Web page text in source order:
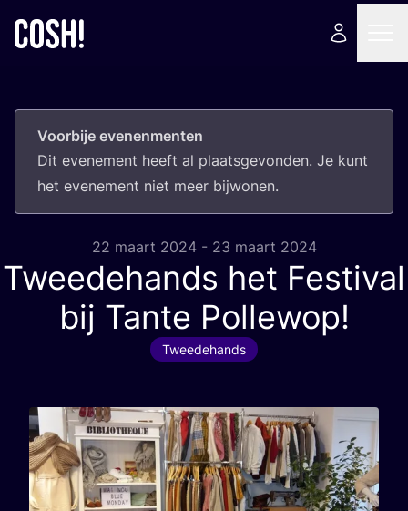
Voorbije evenenmenten
Dit eve­ne­ment heeft al plaats­ge­von­den. Je kunt
het eve­ne­ment niet meer bijwonen.
22 maart 2024 - 23 maart 2024
Tweedehands het Festival
bij Tante Pollewop!
Tweedehands